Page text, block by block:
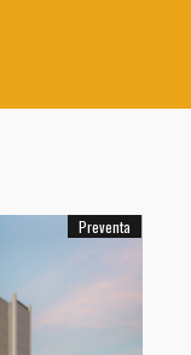
Preventa